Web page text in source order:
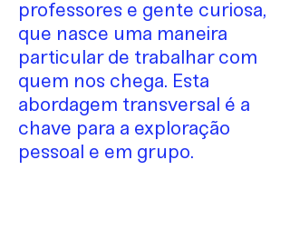
professores e gente curiosa,
que nasce uma maneira
particular de trabalhar com
quem nos chega. Esta
abordagem transversal é a
chave para a exploração
pessoal e em grupo.